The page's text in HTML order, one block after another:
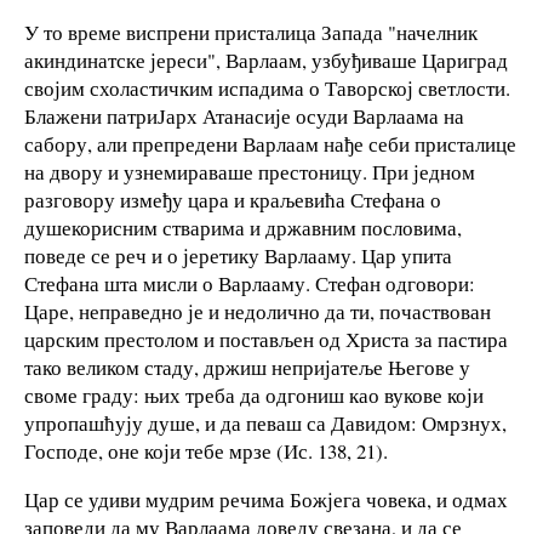
У то време виспрени присталица Запада "начелник
акиндинатске јереси", Варлаам, узбуђиваше Цариград
својим схоластичким испадима о Таворској светлости.
Блажени патриЈарх Атанасије осуди Варлаама на
сабору, али препредени Варлаам нађе себи присталице
на двору и узнемираваше престоницу. При једном
разговору између цара и краљевића Стефана о
душекорисним стварима и државним пословима,
поведе се реч и о јеретику Варлааму. Цар упита
Стефана шта мисли о Варлааму. Стефан одговори:
Царе, неправедно је и недолично да ти, почаствован
царским престолом и постављен од Христа за пастира
тако великом стаду, држиш непријатеље Његове у
своме граду: њих треба да одгониш као вукове који
упропашћују душе, и да певаш са Давидом: Омрзнух,
Господе, оне који тебе мрзе (Ис. 138, 21).
Цар се удиви мудрим речима Божјега човека, и одмах
заповеди да му Варлаама доведу свезана, и да се